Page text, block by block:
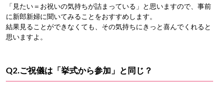
「見たい＝お祝いの気持ちが詰まっている」と思いますので、事前
に新郎新婦に聞いてみることをおすすめします。
結果見ることができなくても、その気持ちにきっと喜んでくれると
思いますよ。
Q2.ご祝儀は「挙式から参加」と同じ？